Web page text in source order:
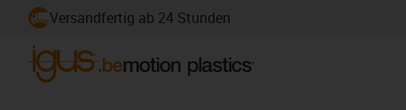
Versandfertig ab 24 Stunden